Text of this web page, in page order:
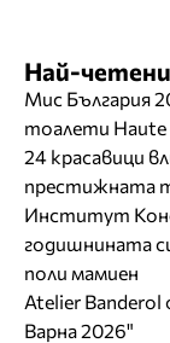
Най-четени
Мис България
тоалети Haute
24 красавици
престижната
Институт
годишнината
поли мамиен
Atelier
Варна 2026"